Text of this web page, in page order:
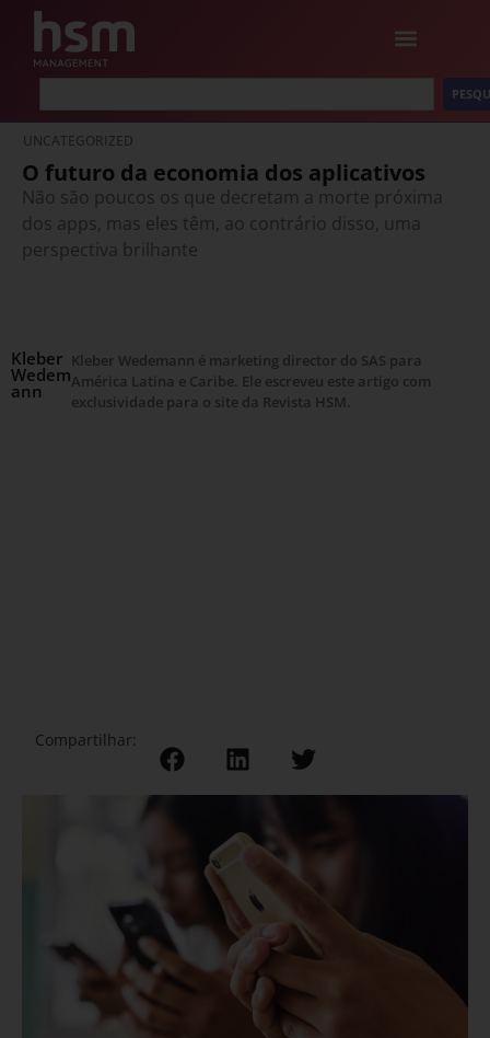
UNCATEGORIZED
O futuro da economia dos aplicativos
Não são poucos os que decretam a morte próxima
dos apps, mas eles têm, ao contrário disso, uma
perspectiva brilhante
Kleber
Wedem
ann
Kleber Wedemann é marketing director do SAS para
América Latina e Caribe. Ele escreveu este artigo com
exclusividade para o site da Revista HSM.
Compartilhar: